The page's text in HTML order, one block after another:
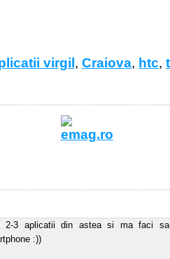
virgil , Craiova, htc,
2-3 aplicatii din astea si ma faci
:))